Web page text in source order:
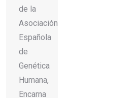
de la
Asociación
Española
de
Genética
Humana,
Encarna